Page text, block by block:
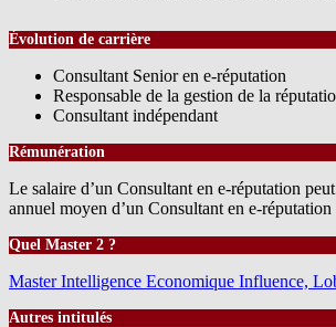
Évolution de carrière
Consultant Senior en e-réputation
Responsable de la gestion de la
Consultant indépendant
Rémunération
Le salaire d’un Consultant en e-réputation
annuel moyen d’un Consultant en e-
Quel Master 2 ?
Master Intelligence Economique Influence,
Autres intitulés